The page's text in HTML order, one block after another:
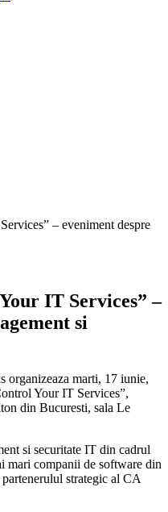
– eveniment despre
IT Services” –
si
marti, 17 iunie,
Your IT Services”,
din Bucuresti, sala Le
si securitate IT din cadrul
mari companii de software din
strategic al CA